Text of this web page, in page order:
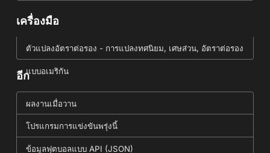
เครื่องมือ
ตัวแปลงอัตราต่อรอง - การแปลงทศนิยม, เศษส่วน, อัตราต่อรอง
แบบอเมริกัน
อีก
ผลงานเมื่อวาน
โปรแกรมการแข่งขันพรุ่งนี้
ข้อมูลฟุตบอลแบบ API (JSON)